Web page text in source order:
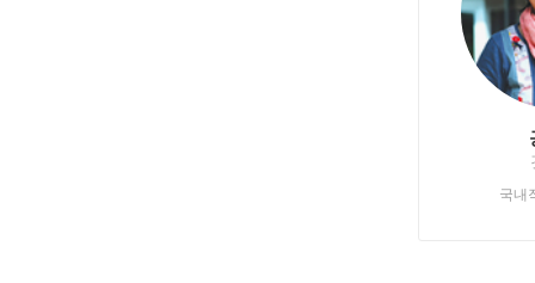
국내